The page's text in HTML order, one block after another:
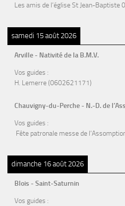
Les amis de l’église St Jean-Baptiste
samedi 15 août 2026
Arville - Nativité de la B.M.V.
Vos guides :
H. Lemerre (0602621171)
Chauvigny-du-Perche - N.-D. de
Vos guides :
Fête patronale messe de
dimanche 16 août 2026
Blois - Saint-Saturnin
Vos guides :